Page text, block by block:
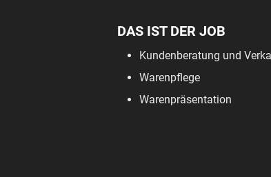
DAS IST DER JOB
Kundenberatung und
Warenpflege
Warenpräsentation